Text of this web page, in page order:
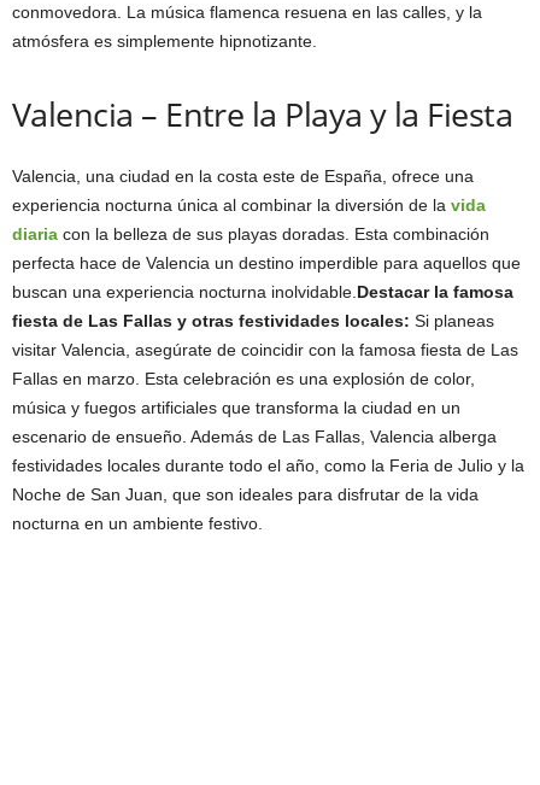
conmovedora. La música flamenca resuena en las calles, y la
atmósfera es simplemente hipnotizante.
Valencia – Entre la Playa y la Fiesta
Valencia, una ciudad en la costa este de España, ofrece una
experiencia nocturna única al combinar la diversión de la vida
diaria con la belleza de sus playas doradas. Esta combinación
perfecta hace de Valencia un destino imperdible para aquellos que
buscan una experiencia nocturna inolvidable. Destacar la famosa
fiesta de Las Fallas y otras festividades locales: Si planeas
visitar Valencia, asegúrate de coincidir con la famosa fiesta de Las
Fallas en marzo. Esta celebración es una explosión de color,
música y fuegos artificiales que transforma la ciudad en un
escenario de ensueño. Además de Las Fallas, Valencia alberga
festividades locales durante todo el año, como la Feria de Julio y la
Noche de San Juan, que son ideales para disfrutar de la vida
nocturna en un ambiente festivo.